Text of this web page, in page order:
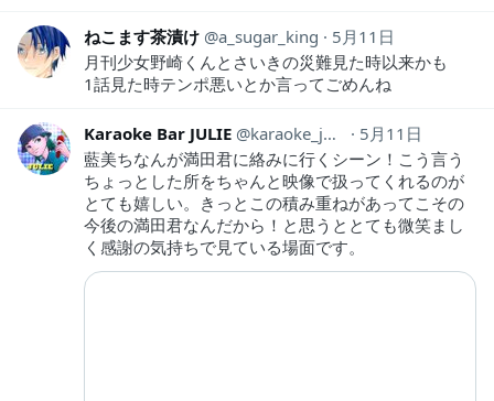
ねこます茶漬け a_sugar_king
5月11日
月刊少女野崎くんとさいきの災難見た時以来かも
1話見た時テンポ悪いとか言ってごめんね
Karaoke Bar JULIE karaoke_julie
5月11日
藍美ちなんが満田君に絡みに行くシーン！こう言う
ちょっとした所をちゃんと映像で扱ってくれるのが
とても嬉しい。きっとこの積み重ねがあってこその
今後の満田君なんだから！と思うととても微笑まし
く感謝の気持ちで見ている場面です。